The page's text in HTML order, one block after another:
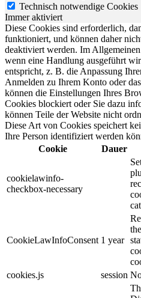
Technisch notwendige Cookies
Immer aktiviert
Diese Cookies sind erforderlich,
funktioniert, und können daher
deaktiviert werden. Im
wenn eine Handlung ausgeführt
entspricht, z. B. die Anpassung
Anmelden zu Ihrem Konto oder
können die Einstellungen Ihres
Cookies blockiert oder Sie dazu
können Teile der Website nicht
Diese Art von Cookies speichert
Ihre Person identifiziert werden
Cookie
Dauer
cookielawinfo-
checkbox-necessary
CookieLawInfoConsent 1 year
cookies.js
session